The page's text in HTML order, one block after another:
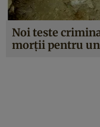
Noi teste
morții pentru